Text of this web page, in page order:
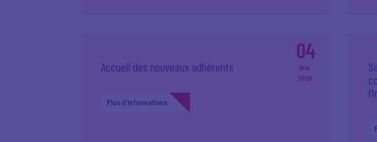
04
juin
2026
Accueil des nouveaux adhérents
Plus d'informations